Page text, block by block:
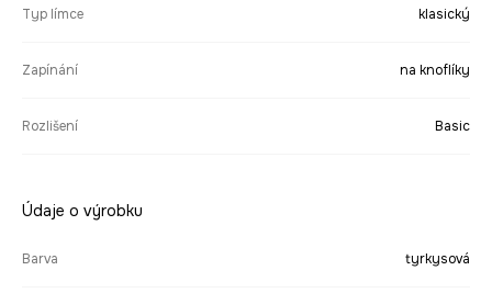
Typ límce klasický
Zapínání na knoflíky
Rozlišení Basic
Údaje o výrobku
Barva tyrkysová